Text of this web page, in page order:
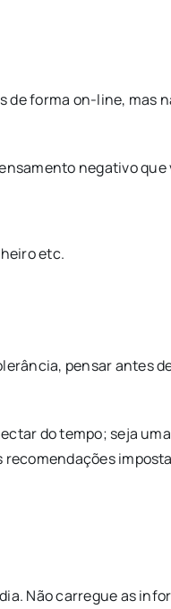
forma on-line, mas
negativo
etc.
pensar antes
do tempo; seja
Não carregue as